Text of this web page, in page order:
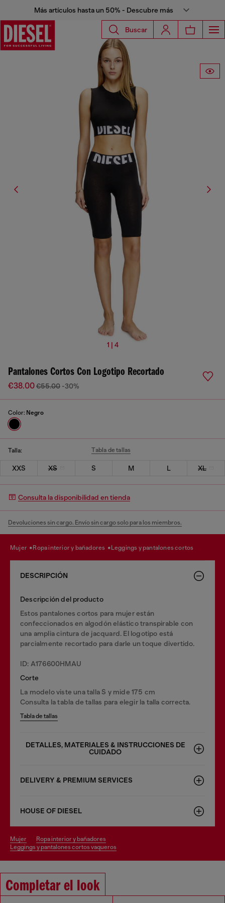
Más artículos hasta un 50% - Descubre más
Buscar
1 | 4
Pantalones Cortos Con Logotipo Recortado
€38.00€55.00 -30%
Color: Negro
Talla: Tabla de tallas
XXS XS S M L XL
Consulta la disponibilidad en tienda
Devoluciones sin cargo. Envío sin cargo solo para los miembros.
mujer ropa interior y bañadores leggings y pantalones cortos
DESCRIPCIÓN
Descripción del producto
Estos pantalones cortos para mujer están
confeccionados en algodón elástico transpirable con
una amplia cintura de jacquard. El logotipo está
parcialmente recortado para darle un toque divertido.
ID: A176600HMAU
Corte
La modelo viste una talla S y mide 175 cm
Consulta la tabla de tallas para elegir la talla correcta.
Tabla de tallas
DETALLES, MATERIALES & INSTRUCCIONES DE
CUIDADO
DELIVERY & PREMIUM SERVICES
HOUSE OF DIESEL
mujer
ropa interior y bañadores
leggings y pantalones cortos vaqueros
Completar el look